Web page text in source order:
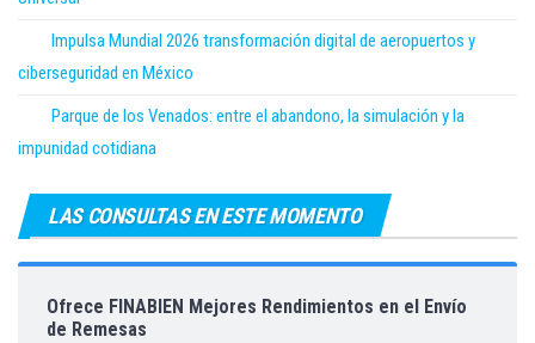
Impulsa Mundial 2026 transformación digital de aeropuertos y
ciberseguridad en México
Parque de los Venados: entre el abandono, la simulación y la
impunidad cotidiana
LAS CONSULTAS EN ESTE MOMENTO
Ofrece FINABIEN Mejores Rendimientos en el Envío
de Remesas